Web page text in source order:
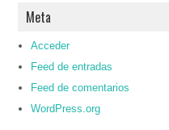
Meta
Acceder
Feed de entradas
Feed de comentarios
WordPress.org